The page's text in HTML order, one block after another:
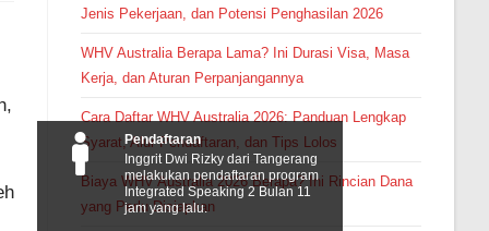
Jenis Pekerjaan, dan Potensi Penghasilan 2026
WHV Australia Berapa Lama? Ini Durasi Visa, Masa
Kerja, dan Aturan Perpanjangannya
Cara Daftar WHV Australia 2026: Panduan Lengkap
Syarat, Alur Pendaftaran, dan Tips Lolos
Biaya WHV Australia 2026 Berapa? Ini Rincian Dana
yang Perlu Disiapkan
Pendaftaran
Inggrit Dwi Rizky dari Tangerang
melakukan pendaftaran program
Integrated Speaking 2 Bulan 11
jam yang lalu.